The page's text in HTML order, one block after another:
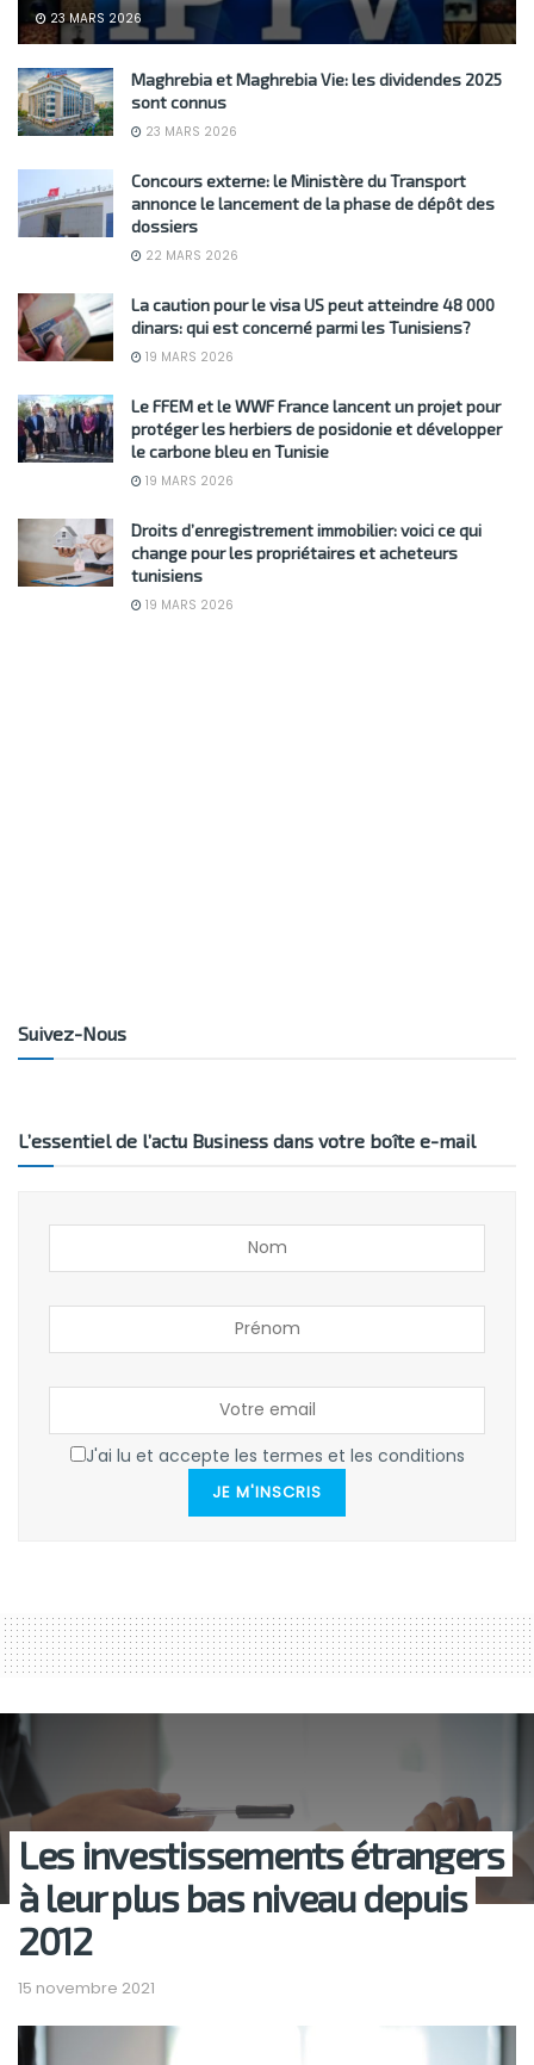
23 MARS 2026
Maghrebia et Maghrebia Vie: les dividendes 2025
sont connus
23 MARS 2026
Concours externe: le Ministère du Transport
annonce le lancement de la phase de dépôt des
dossiers
22 MARS 2026
La caution pour le visa US peut atteindre 48 000
dinars: qui est concerné parmi les Tunisiens?
19 MARS 2026
Le FFEM et le WWF France lancent un projet pour
protéger les herbiers de posidonie et développer
le carbone bleu en Tunisie
19 MARS 2026
Droits d’enregistrement immobilier: voici ce qui
change pour les propriétaires et acheteurs
tunisiens
19 MARS 2026
Suivez-Nous
L’essentiel de l’actu Business dans votre boîte e-mail
J'ai lu et accepte les termes et les conditions
JE M'INSCRIS
Les investissements étrangers
à leur plus bas niveau depuis
2012
15 novembre 2021